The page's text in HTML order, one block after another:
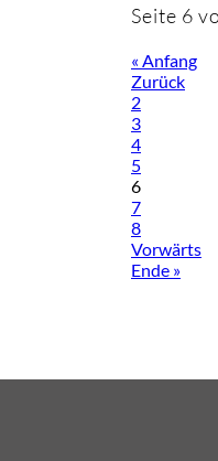
Seite 6
« Anfang
Zurück
2
3
4
5
6
7
8
Vorwärts
Ende »